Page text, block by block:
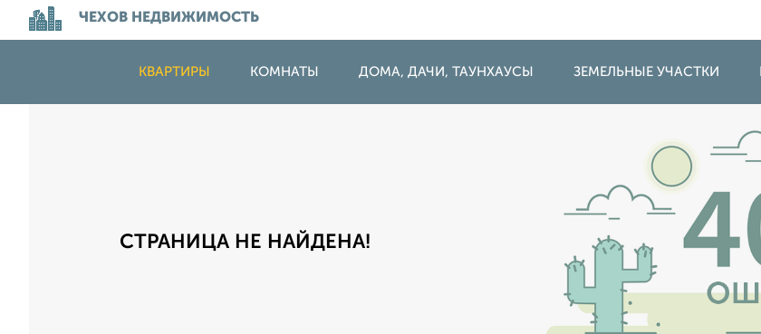
ЧЕХОВ НЕДВИЖИМОСТЬ
КВАРТИРЫ КОМНАТЫ ДОМА, ДАЧИ, ТАУНХАУСЫ ЗЕМЕЛЬНЫЕ УЧАСТКИ
СТРАНИЦА НЕ НАЙДЕНА!